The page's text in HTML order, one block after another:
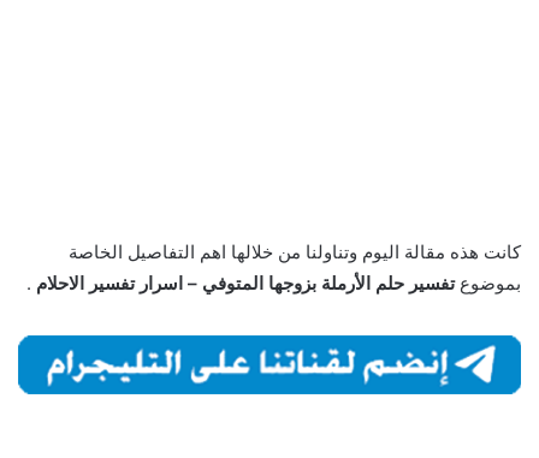
كانت هذه مقالة اليوم وتناولنا من خلالها اهم التفاصيل الخاصة
بموضوعتفسير حلم الأرملة بزوجها المتوفي – اسرار تفسير الاحلام .